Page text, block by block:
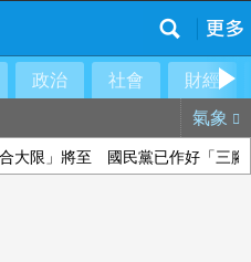
政治 社會
財經
氣象
合大限」將至 國民黨已作好「三腳